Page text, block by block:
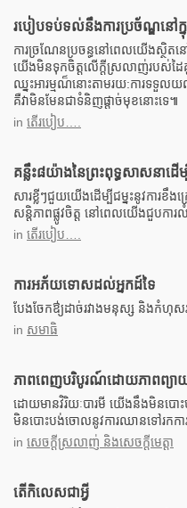
របៀបទប់ទល់នឹងការប្រច័ណ្ឌនៅក្
ការច្រណែនប្រចន្ធនៅពេលយើងស្ថិត
យើងមិនទុកចិត្តលើក្តីស្រលាញ់របស់
ឈ្នះអារម្មណ៏នោះតាមរយ:ការទទួល
គឺវាមិនមែនជាទំនិញផ្តាច់មុខនោះទេ៕
in តើរបៀប….
គន្លឹះ៨យ៉ាងនៃព្រះពុទ្ធសាសនា
សារខ្លីៗជួយយើងដើម្បីជម្នះនូវការខឹ
សន្តិភាពផ្លូវចិត្ត នៅពេលយើងជួបការ
in តើរបៀប….
ការអភ័យទោសដល់អ្នកដ៍ទៃ
បែងចែកឳ្យដាច់រវាងមនុស្ស និងកំហុស
in សមាធិ
ភាពពេញបរិបូរណ៍ដោយភាពព្យាយ
ដោយមានវិរិយៈបារមី យើងនឹងមិនប
មិនបោះបង់ចោលនូវការឈានទៅរកក
in សេចក្តីស្រលាញ់ និងសេចក្តីមេត្តា
តើកិលេសជាអ្វី